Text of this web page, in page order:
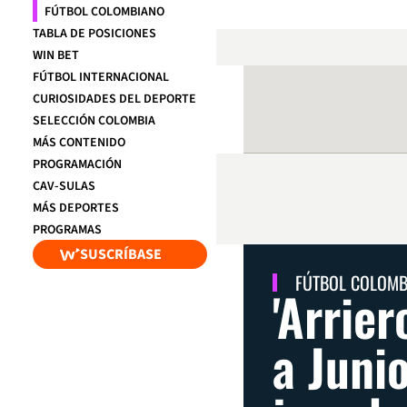
FÚTBOL COLOMBIANO
TABLA DE POSICIONES
WIN BET
FÚTBOL INTERNACIONAL
CURIOSIDADES DEL DEPORTE
SELECCIÓN COLOMBIA
MÁS CONTENIDO
PROGRAMACIÓN
CAV-SULAS
MÁS DEPORTES
PROGRAMAS
SUSCRÍBASE
FÚTBOL
a